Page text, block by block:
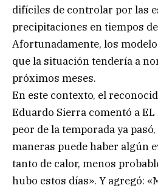
difíciles de controlar por las
precipitaciones en tiempos
Afortunadamente, los
que la situación tendería a
próximos meses.
En este contexto, el
Eduardo Sierra comentó a EL
peor de la temporada ya
maneras puede haber algún
tanto de calor, menos
hubo estos días». Y agregó: